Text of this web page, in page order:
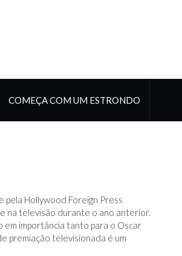
COMEÇA COM UM ESTRONDO
pela Hollywood Foreign Press
na televisão durante o ano anterior.
importância tanto para o Oscar
premiação televisionada é um